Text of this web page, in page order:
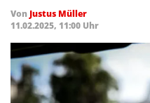
Von Justus Müller
11.02.2025, 11:00 Uhr